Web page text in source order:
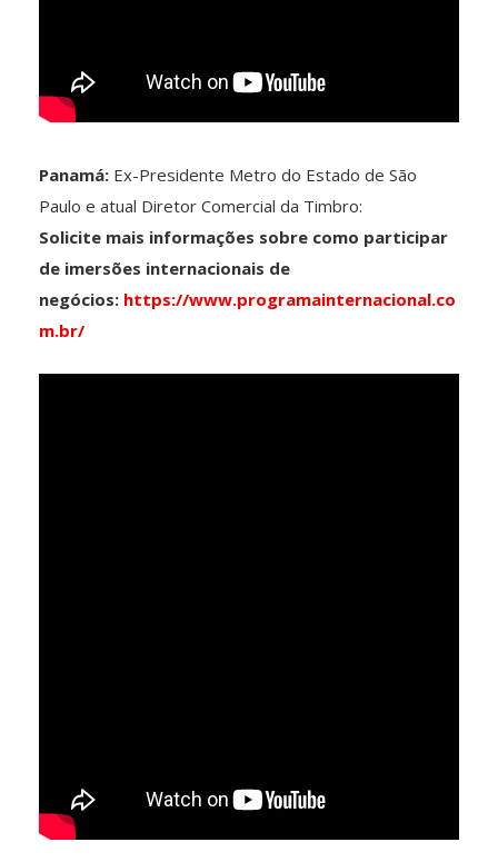
Panamá: Ex-Presidente Metro do Estado de São
Paulo e atual Diretor Comercial da Timbro:
Solicite mais informações sobre como participar
de imersões internacionais de
negócios: https://www.programainternacional.co
m.br/